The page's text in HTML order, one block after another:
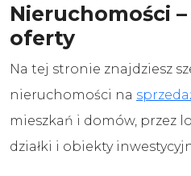
Nieruchomości
oferty
Na tej stronie znajdziesz
nieruchomości na
mieszkań i domów, przez
działki i obiekty